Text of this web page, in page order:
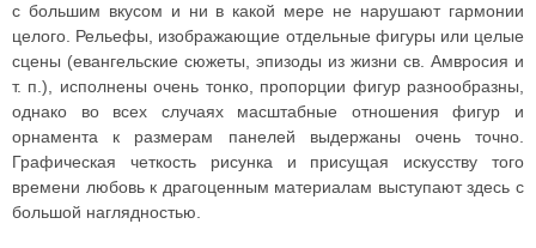
с большим вкусом и ни в какой мере не нарушают гармонии
целого. Рельефы, изображающие отдельные фигуры или целые
сцены (евангельские сюжеты, эпизоды из жизни св. Амвросия и
т. п.), исполнены очень тонко, пропорции фигур разнообразны,
однако во всех случаях масштабные отношения фигур и
орнамента к размерам панелей выдержаны очень точно.
Графическая четкость рисунка и присущая искусству того
времени любовь к драгоценным материалам выступают здесь с
большой наглядностью.